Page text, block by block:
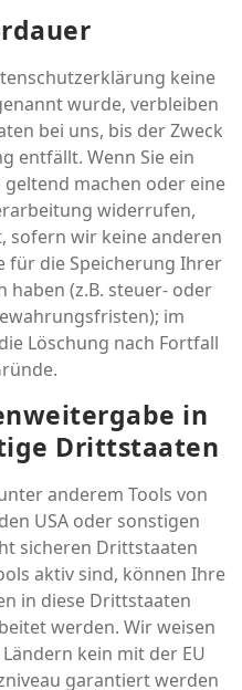
keine
wurde, verbleiben
bei uns, bis der Zweck
entfällt. Wenn Sie ein
machen oder eine
widerrufen,
sofern wir keine anderen
für die Speicherung Ihrer
haben (z.B. steuer- oder
im
Löschung nach Fortfall
in
Drittstaaten
anderem Tools von
USA oder sonstigen
sicheren Drittstaaten
aktiv sind, können Ihre
in diese Drittstaaten
werden. Wir weisen
kein mit der EU
garantiert werden